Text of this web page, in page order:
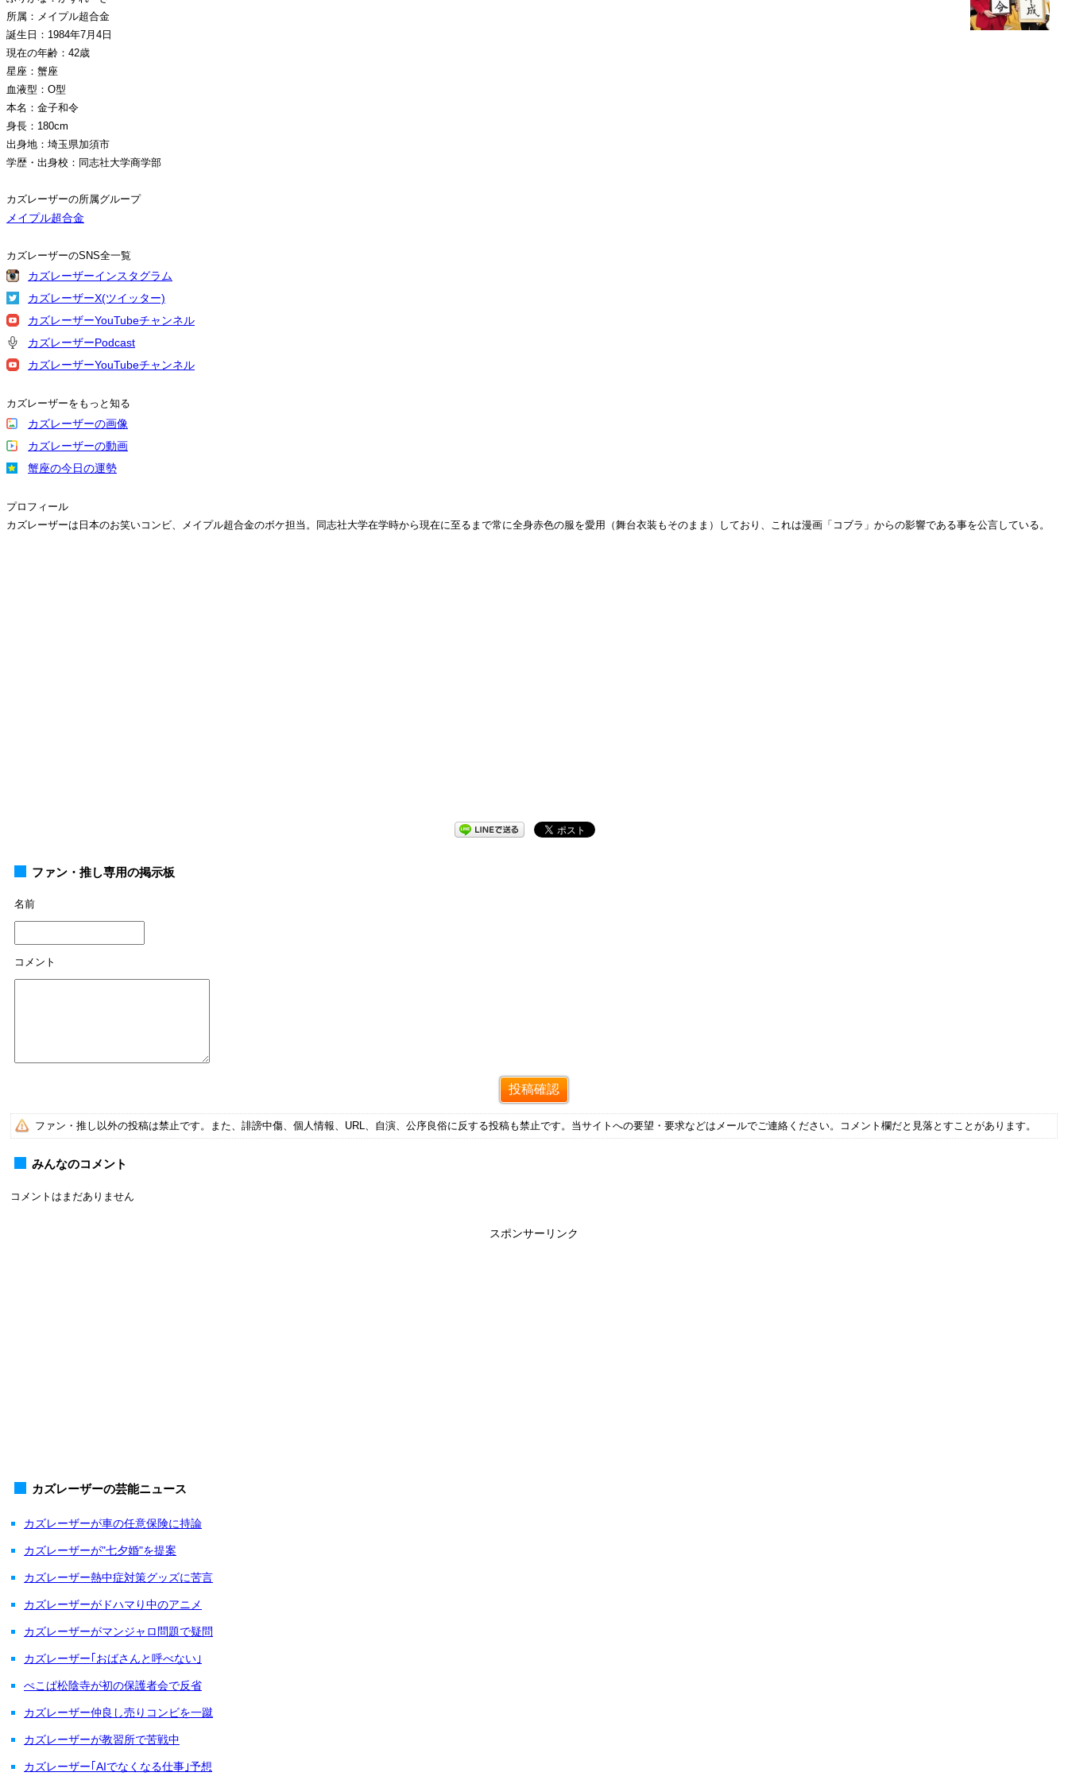
所属：メイプル超合金
誕生日：1984年7月4日
現在の年齢：42歳
星座：蟹座
血液型：O型
本名：金子和令
身長：180cm
出身地：埼玉県加須市
学歴・出身校：同志社大学商学部
カズレーザーの所属グループ
メイプル超合金
カズレーザーのSNS全一覧
カズレーザーインスタグラム
カズレーザーX(ツイッター)
カズレーザーYouTubeチャンネル
カズレーザーPodcast
カズレーザーYouTubeチャンネル
カズレーザーをもっと知る
カズレーザーの画像
カズレーザーの動画
蟹座の今日の運勢
プロフィール
カズレーザーは日本のお笑いコンビ、メイプル超合金のボケ担当。同志社大学在学時から現在に至るまで常に全身赤色の服を愛用（舞台衣装もそのまま）しており、これは漫画「コブラ」からの影響である事を公言している。
ファン・推し専用の掲示板
名前
コメント
ファン・推し以外の投稿は禁止です。また、誹謗中傷、個人情報、URL、自演、公序良俗に反する投稿も禁止です。当サイトへの要望・要求などはメールでご連絡ください。コメント欄だと見落とすことがあります。
みんなのコメント
コメントはまだありません
スポンサーリンク
カズレーザーの芸能ニュース
カズレーザーが車の任意保険に持論
カズレーザーが"七夕婚"を提案
カズレーザー熱中症対策グッズに苦言
カズレーザーがドハマり中のアニメ
カズレーザーがマンジャロ問題で疑問
カズレーザー｢おばさんと呼べない｣
ぺこぱ松陰寺が初の保護者会で反省
カズレーザー仲良し売りコンビを一蹴
カズレーザーが教習所で苦戦中
カズレーザー｢AIでなくなる仕事｣予想